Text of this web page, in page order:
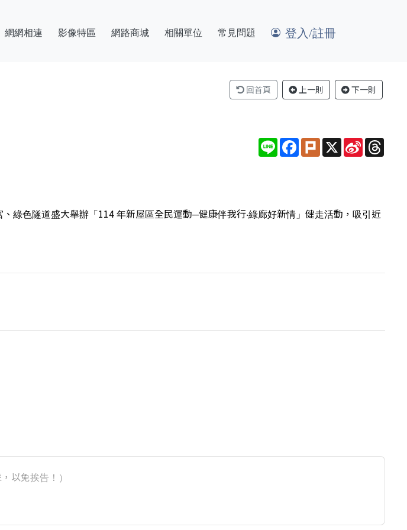
網網相連 影像特區 網路商城 相關單位 常見問題 登入/註冊
回首頁 上一則 下一則
Line Facebook
PlurkX Sina
Weibo
綠色隧道盛大舉辦「114 年新屋區全民運動─健康伴我行‧綠廊好新情」健走活動，吸引近
以免挨告！）